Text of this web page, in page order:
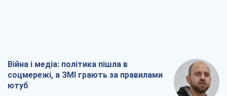
Війна і медіа: політика пішла в
соцмережі, а ЗМІ грають за правилами
ютуб